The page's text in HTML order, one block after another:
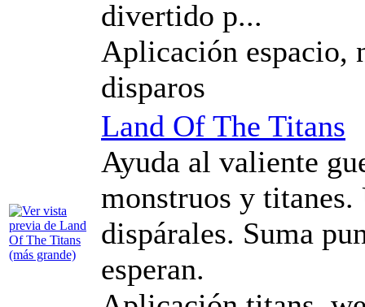
divertido p...
Aplicación espacio,
disparos
Land Of The Titans
Ayuda al valiente
monstruos y titanes.
dispárales. Suma
esperan.